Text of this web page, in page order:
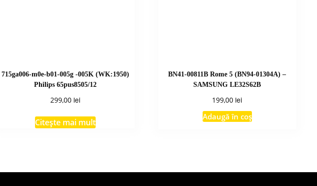
715ga006-m0e-b01-005g -005K (WK:1950)
Philips 65pus8505/12
299,00 lei
Citește mai mult
BN41-00811B Rome 5 (BN94-01304A) –
SAMSUNG LE32S62B
199,00 lei
Adaugă în coș